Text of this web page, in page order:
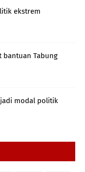
ekstrem
bantuan Tabung
modal politik